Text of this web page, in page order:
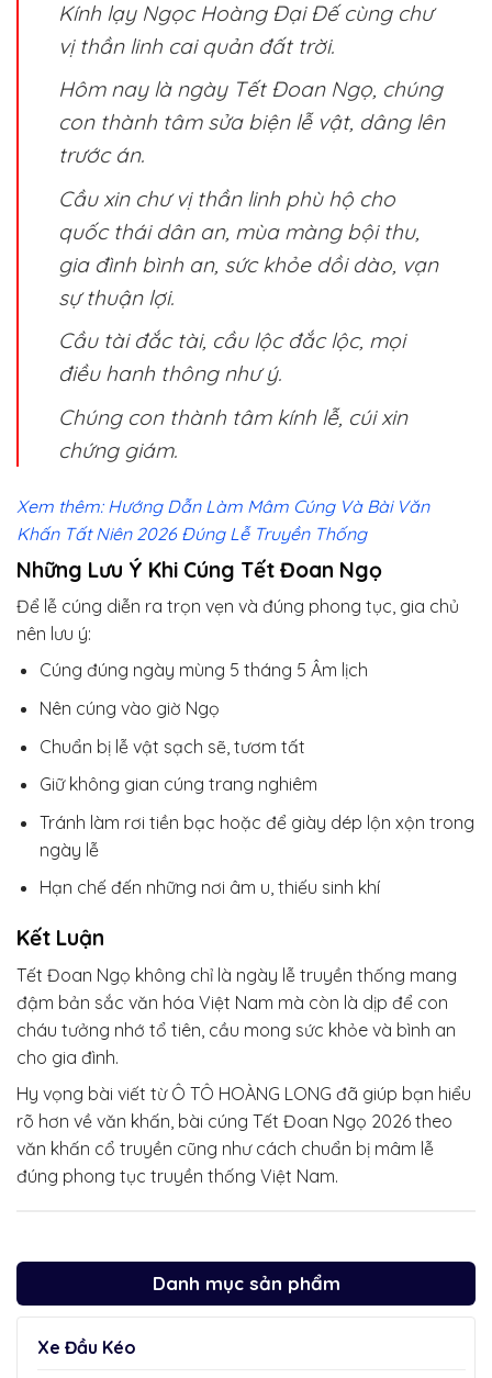
Danh mục sản phẩm
Xe Đầu Kéo
Kính lạy Ngọc Hoàng Đại Đế cùng chư
vị thần linh cai quản đất trời.
Hôm nay là ngày Tết Đoan Ngọ, chúng
con thành tâm sửa biện lễ vật, dâng lên
trước án.
Cầu xin chư vị thần linh phù hộ cho
quốc thái dân an, mùa màng bội thu,
gia đình bình an, sức khỏe dồi dào, vạn
sự thuận lợi.
Cầu tài đắc tài, cầu lộc đắc lộc, mọi
điều hanh thông như ý.
Chúng con thành tâm kính lễ, cúi xin
chứng giám.
Xem thêm: Hướng Dẫn Làm Mâm Cúng Và Bài Văn
Khấn Tất Niên 2026 Đúng Lễ Truyền Thống
Những Lưu Ý Khi Cúng Tết Đoan Ngọ
Để lễ cúng diễn ra trọn vẹn và đúng phong tục, gia chủ
nên lưu ý:
Cúng đúng ngày mùng 5 tháng 5 Âm lịch
Nên cúng vào giờ Ngọ
Chuẩn bị lễ vật sạch sẽ, tươm tất
Giữ không gian cúng trang nghiêm
Tránh làm rơi tiền bạc hoặc để giày dép lộn xộn trong
ngày lễ
Hạn chế đến những nơi âm u, thiếu sinh khí
Kết Luận
Tết Đoan Ngọ không chỉ là ngày lễ truyền thống mang
đậm bản sắc văn hóa Việt Nam mà còn là dịp để con
cháu tưởng nhớ tổ tiên, cầu mong sức khỏe và bình an
cho gia đình.
Hy vọng bài viết từ Ô TÔ HOÀNG LONG đã giúp bạn hiểu
rõ hơn về văn khấn, bài cúng Tết Đoan Ngọ 2026 theo
văn khấn cổ truyền cũng như cách chuẩn bị mâm lễ
đúng phong tục truyền thống Việt Nam.